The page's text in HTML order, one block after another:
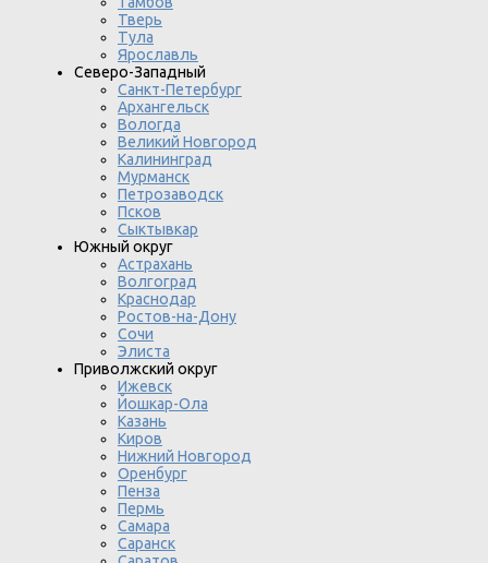
Тверь
Тула
Ярославль
Северо-Западный
Санкт-Петербург
Архангельск
Вологда
Великий Новгород
Калининград
Мурманск
Петрозаводск
Псков
Сыктывкар
Южный округ
Астрахань
Волгоград
Краснодар
Ростов-на-Дону
Сочи
Элиста
Приволжский округ
Ижевск
Йошкар-Ола
Казань
Киров
Нижний Новгород
Оренбург
Пенза
Пермь
Самара
Саранск